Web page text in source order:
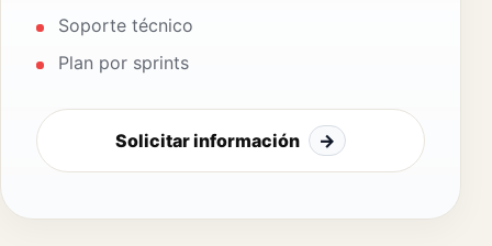
Soporte técnico
Plan por sprints
Solicitar información →